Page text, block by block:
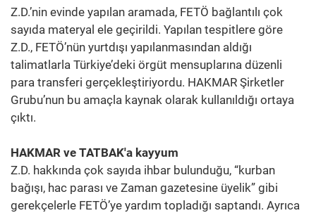
Z.D.’nin evinde yapılan aramada, FETÖ bağlantılı çok
sayıda materyal ele geçirildi. Yapılan tespitlere göre
Z.D., FETÖ’nün yurtdışı yapılanmasından aldığı
talimatlarla Türkiye’deki örgüt mensuplarına düzenli
para transferi gerçekleştiriyordu. HAKMAR Şirketler
Grubu’nun bu amaçla kaynak olarak kullanıldığı ortaya
çıktı.
HAKMAR ve TATBAK'a kayyum
Z.D. hakkında çok sayıda ihbar bulunduğu, “kurban
bağışı, hac parası ve Zaman gazetesine üyelik” gibi
gerekçelerle FETÖ’ye yardım topladığı saptandı. Ayrıca